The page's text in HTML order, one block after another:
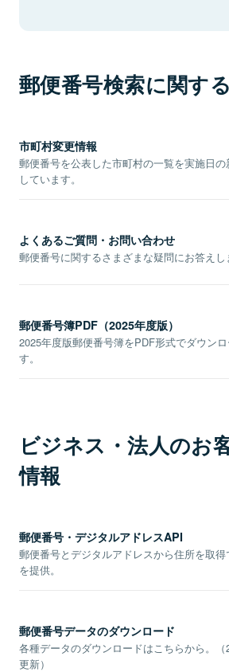
郵便番号検索に関す
市町村変更情報
郵便番号を公表した市町村の一覧を実施日
しています。
よくあるご質問・お問い合わせ
郵便番号に関するさまざまな疑問にお答えし
郵便番号簿PDF（2025年度版）
2025年度版郵便番号簿をPDF形式でダウン
す。
ビジネス・法人のお
情報
郵便番号・デジタルアドレスAPI
郵便番号とデジタルアドレスから住所を取
を提供。
郵便番号データのダウンロード
各種データのダウンロードはこちらから。（
更新）